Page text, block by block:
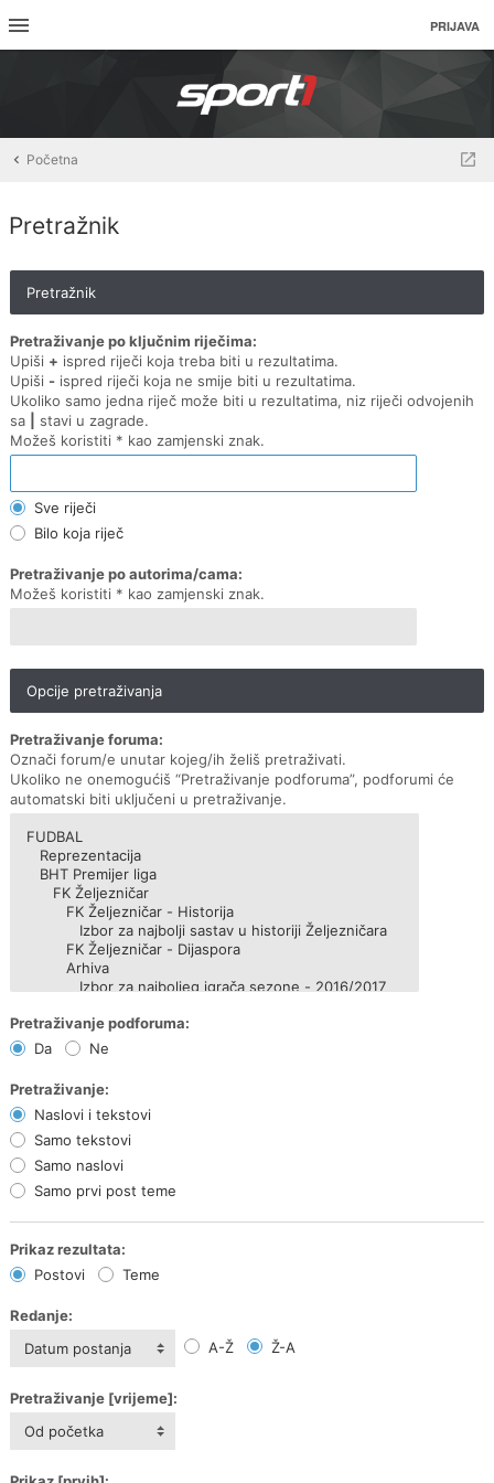
PRIJAVA
Početna
Pretražnik
Pretražnik
Pretraživanje po ključnim riječima:
Upiši + ispred riječi koja treba biti u rezultatima.
Upiši - ispred riječi koja ne smije biti u rezultatima.
Ukoliko samo jedna riječ može biti u rezultatima, niz riječi odvojenih
sa
stavi u zagrade.
Možeš koristiti * kao zamjenski znak.
Sve riječi
Bilo koja riječ
Pretraživanje po autorima/cama:
Možeš koristiti * kao zamjenski znak.
Opcije pretraživanja
Pretraživanje foruma:
Označi forum/e unutar kojeg/ih želiš pretraživati.
Ukoliko ne onemogućiš “Pretraživanje podforuma”, podforumi će
automatski biti uključeni u pretraživanje.
Pretraživanje podforuma:
Da
Ne
Pretraživanje:
Naslovi i tekstovi
Samo tekstovi
Samo naslovi
Samo prvi post teme
Prikaz rezultata:
Postovi
Teme
Redanje:
Datum postanja
A-Ž Ž-A
Pretraživanje [vrijeme]:
Od početka